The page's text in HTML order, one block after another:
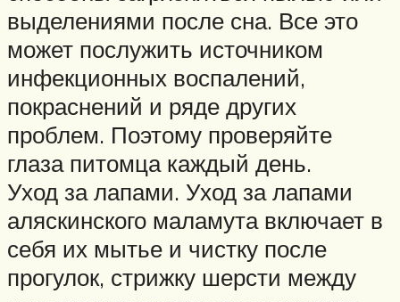
выделениями после сна. Все это
может послужить источником
инфекционных воспалений,
покраснений и ряде других
проблем. Поэтому проверяйте
глаза питомца каждый день.
Уход за лапами. Уход за лапами
аляскинского маламута включает в
себя их мытье и чистку после
прогулок, стрижку шерсти между